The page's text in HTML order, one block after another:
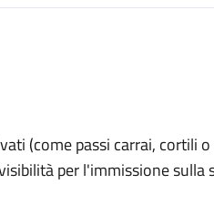
(come passi carrai, cortili
per l'immissione sulla